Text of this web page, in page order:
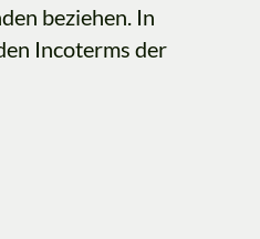
beziehen. In
Incoterms der